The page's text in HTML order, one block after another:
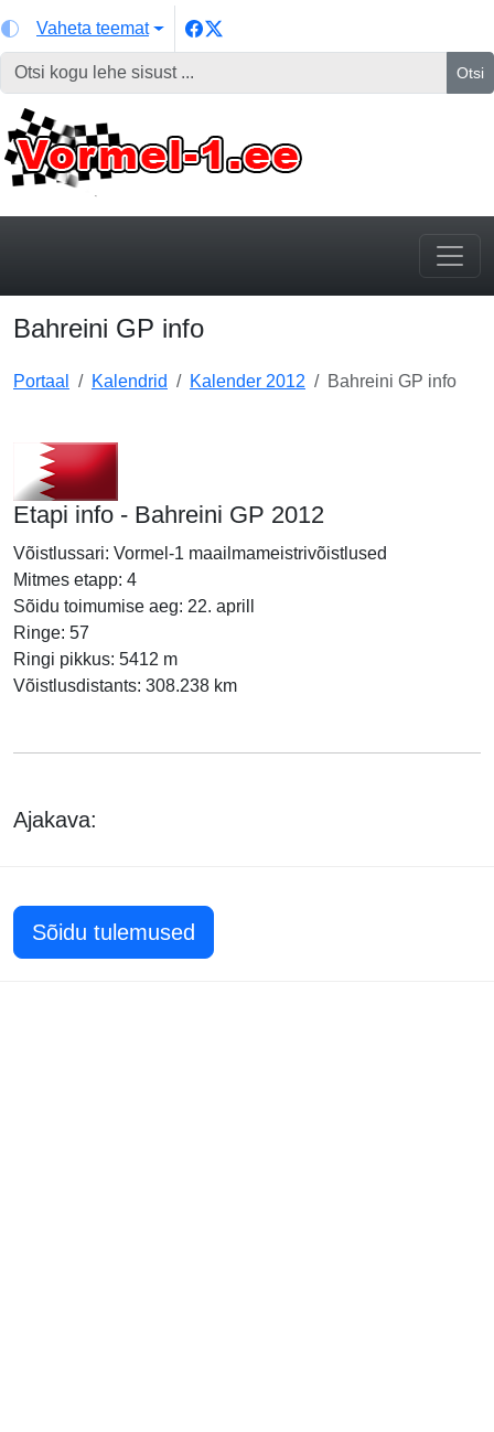
Vaheta teemat
Otsi
Bahreini GP info
Portaal Kalendrid Kalender 2012 Bahreini GP info
Etapi info - Bahreini GP 2012
Võistlussari: Vormel-1 maailmameistrivõistlused
Mitmes etapp: 4
Sõidu toimumise aeg: 22. aprill
Ringe: 57
Ringi pikkus: 5412 m
Võistlusdistants: 308.238 km
Ajakava:
Sõidu tulemused